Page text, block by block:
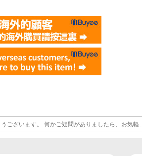
ございます。 何かご疑問がありましたら、お気軽に
だきます。 よろしくお願いいたします。